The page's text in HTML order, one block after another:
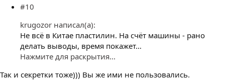
#10
krugozor написал(а):
Не всё в Китае пластилин. На счёт машины - рано
делать выводы, время покажет…
Нажмите для раскрытия...
Так и секретки тоже))) Вы же ими не пользовались.